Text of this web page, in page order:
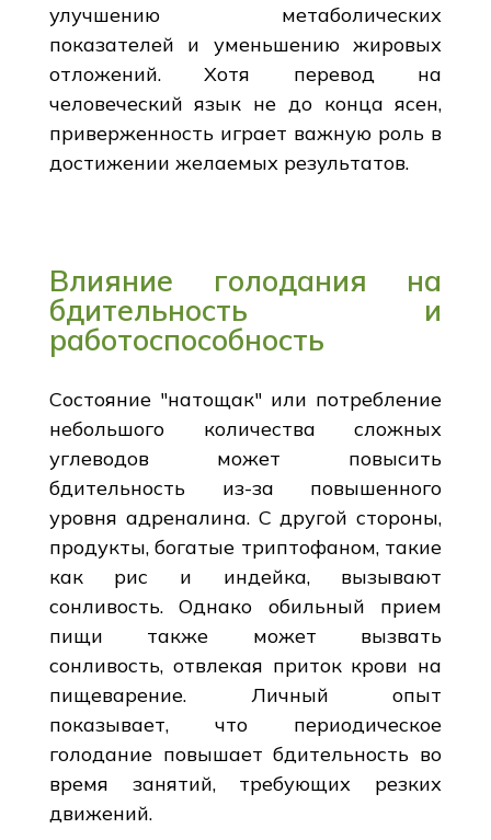
улучшению метаболических
показателей и уменьшению жировых
отложений. Хотя перевод на
человеческий язык не до конца ясен,
приверженность играет важную роль в
достижении желаемых результатов.
Влияние голодания на
бдительность и
работоспособность
Состояние "натощак" или потребление
небольшого количества сложных
углеводов может повысить
бдительность из-за повышенного
уровня адреналина. С другой стороны,
продукты, богатые триптофаном, такие
как рис и индейка, вызывают
сонливость. Однако обильный прием
пищи также может вызвать
сонливость, отвлекая приток крови на
пищеварение. Личный опыт
показывает, что периодическое
голодание повышает бдительность во
время занятий, требующих резких
движений.